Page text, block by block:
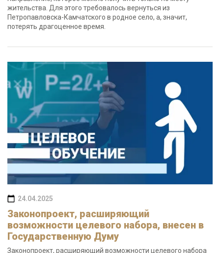
жительства. Для этого требовалось вернуться из
Петропавловска-Камчатского в родное село, а, значит,
потерять драгоценное время.
24.04.2025
Законопроект, расширяющий
возможности целевого набора, внесен в
Государственную Думу
Законопроект, расширяющий возможности целевого набора